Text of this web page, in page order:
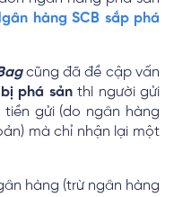
hàng SCB sắp phá
cũng đã đề cập vấn
phá sảnthì người gửi
gửi (do ngân hàng
mà chỉ nhận lại một
hàng (trừ ngân hàng